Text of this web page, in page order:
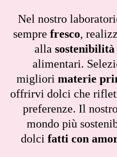
Nel nostro
sempre fresco,
alla sostenibilità
alimentari.
migliori materie
offrirvi dolci che
preferenze. Il
mondo più
dolci fatti con